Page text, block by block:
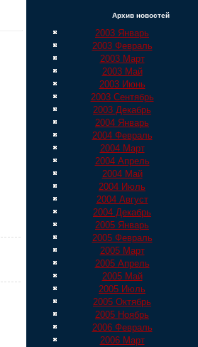
Архив новостей
2003 Январь
2003 Февраль
2003 Март
2003 Май
2003 Июнь
2003 Сентябрь
2003 Декабрь
2004 Январь
2004 Февраль
2004 Март
2004 Апрель
2004 Май
2004 Июль
2004 Август
2004 Декабрь
2005 Январь
2005 Февраль
2005 Март
2005 Апрель
2005 Май
2005 Июль
2005 Октябрь
2005 Ноябрь
2006 Февраль
2006 Март